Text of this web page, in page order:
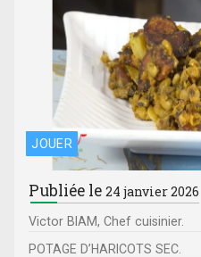
JOUER
Publiée le24 janvier 2026
Victor BIAM, Chef cuisinier.
POTAGE D’HARICOTS SEC.